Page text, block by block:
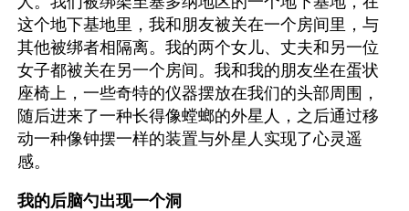
这个地下基地里，我和朋友被关在一个房间里，与
其他被绑者相隔离。我的两个女儿、丈夫和另一位
女子都被关在另一个房间。我和我的朋友坐在蛋状
座椅上，一些奇特的仪器摆放在我们的头部周围，
随后进来了一种长得像螳螂的外星人，之后通过移
动一种像钟摆一样的装置与外星人实现了心灵遥
感。
我的后脑勺出现一个洞